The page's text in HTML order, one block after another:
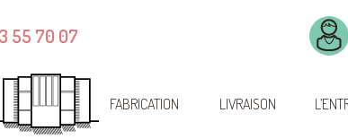
55 70 07
FABRICATION LIVRAISON